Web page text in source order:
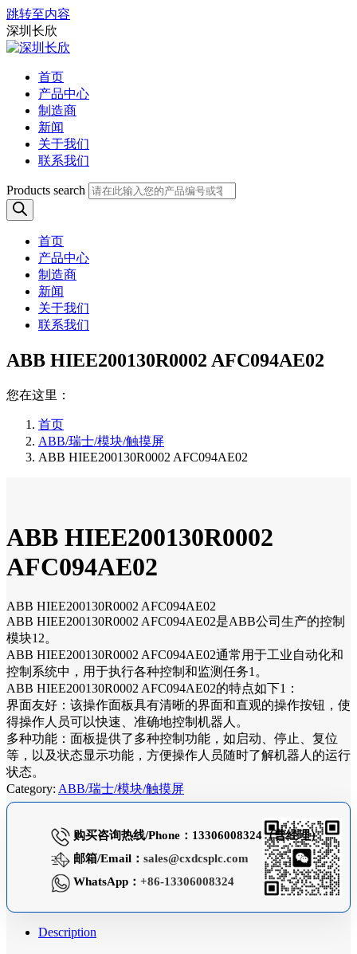
跳转至内容
深圳长欣
首页
产品中心
制造商
新闻
关于我们
联系我们
Products search
首页
产品中心
制造商
新闻
关于我们
联系我们
ABB HIEE200130R0002 AFC094AE02
您在这里：
首页
ABB/瑞士/模块/触摸屏
ABB HIEE200130R0002 AFC094AE02
ABB HIEE200130R0002
AFC094AE02
ABB HIEE200130R0002 AFC094AE02
ABB HIEE200130R0002 AFC094AE02是ABB公司生产的控制
模块12。
ABB HIEE200130R0002 AFC094AE02通常用于工业自动化和
控制系统中，用于执行各种控制和监测任务1。
ABB HIEE200130R0002 AFC094AE02的特点如下1：
界面友好：该操作面板具有清晰的界面和直观的操作按钮，使
得操作人员可以快速、准确地控制机器人。
多种功能：面板提供了多种控制功能，如启动、停止、复位
等，以及状态显示功能，方便操作人员随时了解机器人的运行
状态。
Category: ABB/瑞士/模块/触摸屏
购买咨询热线/Phone：13306008324（曹经理）
邮箱/Email： sales@cxdcsplc.com
WhatsApp： +86-13306008324
Description